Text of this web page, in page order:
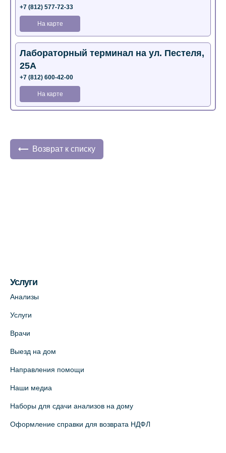
+7 (812) 577-72-33
На карте
Лабораторный терминал на ул. Пестеля,
25А
+7 (812) 600-42-00
На карте
+7 (812) 770-04-67
+7 (812) 660-73-69
Медицинский центр "Доктор Семейный"
+7 (812) 664-55-80
На карте
пр., 62к3 (официальный партнер)
Возврат к списку
Услуги
Анализы
Услуги
Врачи
Выезд на дом
Направления помощи
Наши медиа
Наборы для сдачи анализов на дому
Оформление справки для возврата НДФЛ